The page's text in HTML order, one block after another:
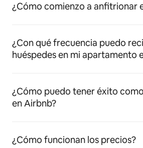
¿Cómo comienzo a anfitrionar
¿Con qué frecuencia puedo
huéspedes en mi apartamento
¿Cómo puedo tener éxito
en Airbnb?
¿Cómo funcionan los precios?